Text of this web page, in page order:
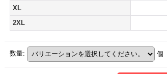
XL
2XL
数量: 個